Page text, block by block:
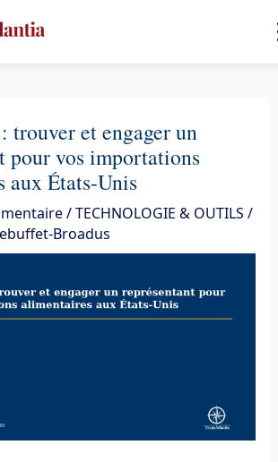
trouver et engager un
pour vos importations
aux États-Unis
/TECHNOLOGIE & OUTILS /
Broadus